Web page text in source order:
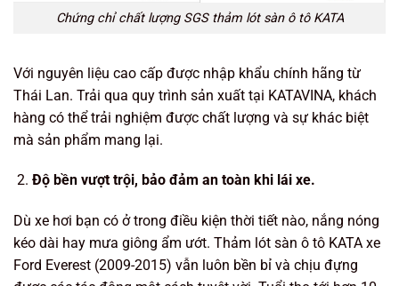
Chứng chỉ chất lượng SGS thảm lót sàn ô tô KATA
Với nguyên liệu cao cấp được nhập khẩu chính hãng từ
Thái Lan. Trải qua quy trình sản xuất tại KATAVINA, khách
hàng có thể trải nghiệm được chất lượng và sự khác biệt
mà sản phẩm mang lại.
Độ bền vượt trội, bảo đảm an toàn khi lái xe.
Dù xe hơi bạn có ở trong điều kiện thời tiết nào, nắng nóng
kéo dài hay mưa giông ẩm ướt. Thảm lót sàn ô tô KATA xe
Ford Everest (2009-2015) vẫn luôn bền bỉ và chịu đựng